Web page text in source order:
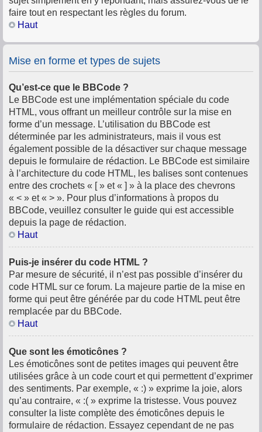
faire tout en respectant les règles du forum.
Haut
Mise en forme et types de sujets
Qu’est-ce que le BBCode ?
Le BBCode est une implémentation spéciale du code
HTML, vous offrant un meilleur contrôle sur la mise en
forme d’un message. L’utilisation du BBCode est
déterminée par les administrateurs, mais il vous est
également possible de la désactiver sur chaque message
depuis le formulaire de rédaction. Le BBCode est similaire
à l’architecture du code HTML, les balises sont contenues
entre des crochets « [ » et « ] » à la place des chevrons
« < » et « > ». Pour plus d’informations à propos du
BBCode, veuillez consulter le guide qui est accessible
depuis la page de rédaction.
Haut
Puis-je insérer du code HTML ?
Par mesure de sécurité, il n’est pas possible d’insérer du
code HTML sur ce forum. La majeure partie de la mise en
forme qui peut être générée par du code HTML peut être
remplacée par du BBCode.
Haut
Que sont les émoticônes ?
Les émoticônes sont de petites images qui peuvent être
utilisées grâce à un code court et qui permettent d’exprimer
des sentiments. Par exemple, « :) » exprime la joie, alors
qu’au contraire, « :( » exprime la tristesse. Vous pouvez
consulter la liste complète des émoticônes depuis le
formulaire de rédaction. Essayez cependant de ne pas